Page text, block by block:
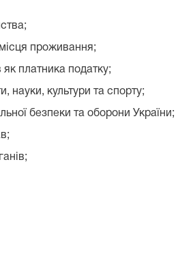
проживання;
платника податку;
науки, культури та спорту;
безпеки та оборони України;